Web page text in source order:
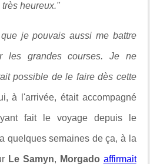
heureux."
je pouvais aussi me battre
les grandes courses. Je ne
possible de le faire dès cette
à l'arrivée, était accompagné
fait le voyage depuis le
quelques semaines de ça, à la
Le Samyn, Morgado affirmait